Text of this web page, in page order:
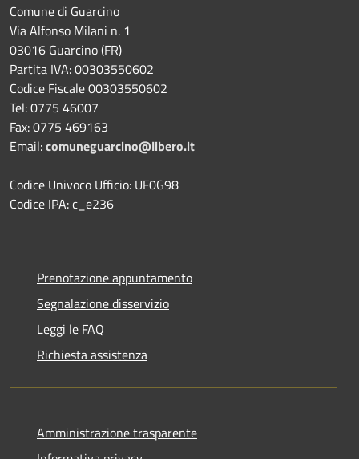
Comune di Guarcino
Via Alfonso Milani n. 1
03016 Guarcino (FR)
Partita IVA: 00303550602
Codice Fiscale 00303550602
Tel: 0775 46007
Fax: 0775 469163
Email:comuneguarcino@libero.it
Codice Univoco Ufficio: UF0G98
Codice IPA: c_e236
Prenotazione appuntamento
Segnalazione disservizio
Leggi le FAQ
Richiesta assistenza
Amministrazione trasparente